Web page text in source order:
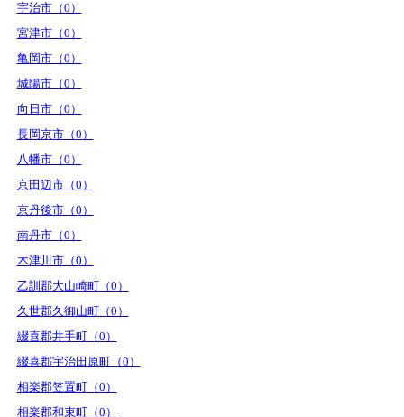
宇治市（0）
宮津市（0）
亀岡市（0）
城陽市（0）
向日市（0）
長岡京市（0）
八幡市（0）
京田辺市（0）
京丹後市（0）
南丹市（0）
木津川市（0）
乙訓郡大山崎町（0）
久世郡久御山町（0）
綴喜郡井手町（0）
綴喜郡宇治田原町（0）
相楽郡笠置町（0）
相楽郡和束町（0）